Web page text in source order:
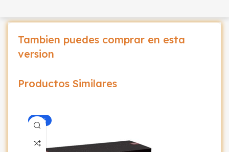
Tambien puedes comprar en esta
version
Productos Similares
-12%